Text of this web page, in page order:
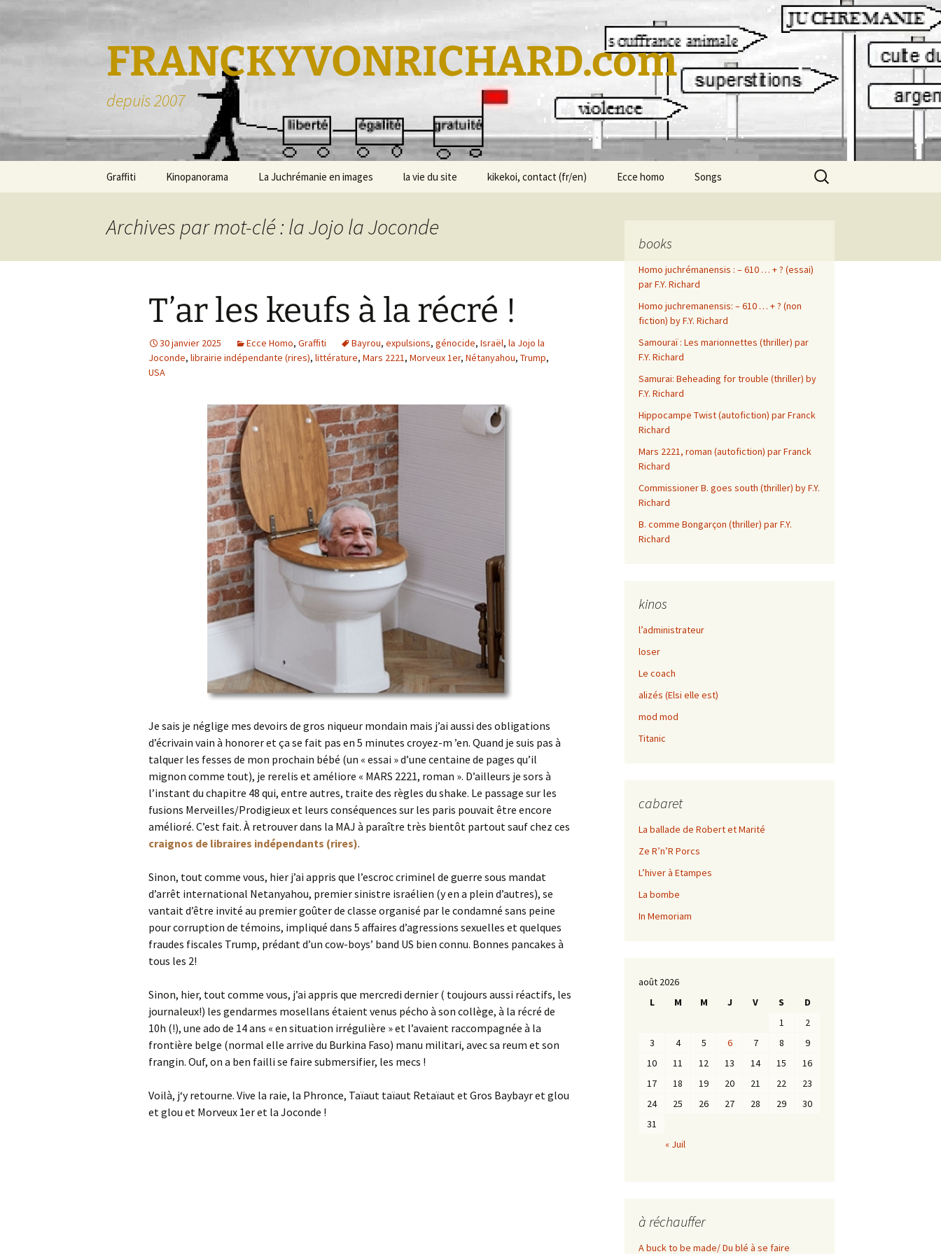
FRANCKYVONRICHARD.com
depuis 2007
Graffiti Kinopanorama La Juchrémanie en images la vie du site kikekoi, contact (fr/en) Ecce homo Songs
franck-yvon richard
Polar
Rechercher :
Archives par mot-clé : la Jojo la Joconde
T’ar les keufs à la récré !
30 janvier 2025 Ecce Homo, Graffiti Bayrou, expulsions, génocide, Israël, la Jojo la
Joconde, librairie indépendante (rires), littérature, Mars 2221, Morveux 1er, Nétanyahou, Trump,
USA
Je sais je néglige mes devoirs de gros niqueur mondain mais j’ai aussi des obligations
d’écrivain vain à honorer et ça se fait pas en 5 minutes croyez-m ’en. Quand je suis pas à
talquer les fesses de mon prochain bébé (un « essai » d’une centaine de pages qu’il
mignon comme tout), je rerelis et améliore « MARS 2221, roman ». D’ailleurs je sors à
l’instant du chapitre 48 qui, entre autres, traite des règles du shake. Le passage sur les
fusions Merveilles/Prodigieux et leurs conséquences sur les paris pouvait être encore
amélioré. C’est fait. À retrouver dans la MAJ à paraître très bientôt partout sauf chez ces
craignos de libraires indépendants (rires).
Sinon, tout comme vous, hier j’ai appris que l’escroc criminel de guerre sous mandat
d’arrêt international Netanyahou, premier sinistre israélien (y en a plein d’autres), se
vantait d’être invité au premier goûter de classe organisé par le condamné sans peine
pour corruption de témoins, impliqué dans 5 affaires d’agressions sexuelles et quelques
fraudes fiscales Trump, prédant d’un cow-boys’ band US bien connu. Bonnes pancakes à
tous les 2!
Sinon, hier, tout comme vous, j’ai appris que mercredi dernier ( toujours aussi réactifs, les
journaleux!) les gendarmes mosellans étaient venus pécho à son collège, à la récré de
10h (!), une ado de 14 ans « en situation irrégulière » et l’avaient raccompagnée à la
frontière belge (normal elle arrive du Burkina Faso) manu militari, avec sa reum et son
frangin. Ouf, on a ben failli se faire submersifier, les mecs !
Voilà, j‘y retourne. Vive la raie, la Phronce, Taïaut taïaut Retaïaut et Gros Baybayr et glou
et glou et Morveux 1er et la Joconde !
books
Homo juchrémanensis : – 610 … + ? (essai)
par F.Y. Richard
Homo juchremanensis: – 610 … + ? (non
fiction) by F.Y. Richard
Samouraï : Les marionnettes (thriller) par
F.Y. Richard
Samurai: Beheading for trouble (thriller) by
F.Y. Richard
Hippocampe Twist (autofiction) par Franck
Richard
Mars 2221, roman (autofiction) par Franck
Richard
Commissioner B. goes south (thriller) by F.Y.
Richard
B. comme Bongarçon (thriller) par F.Y.
Richard
kinos
l’administrateur
loser
Le coach
alizés (Elsi elle est)
mod mod
Titanic
cabaret
La ballade de Robert et Marité
Ze R’n’R Porcs
L’hiver à Etampes
La bombe
In Memoriam
août 2026
L
M M J V S
D
1
2
3
4 5 6 7 8
9
10
11 12 13 14 15
16
17
18 19 20 21 22
23
24
25 26 27 28 29
30
31
« Juil
à réchauffer
A buck to be made/ Du blé à se faire